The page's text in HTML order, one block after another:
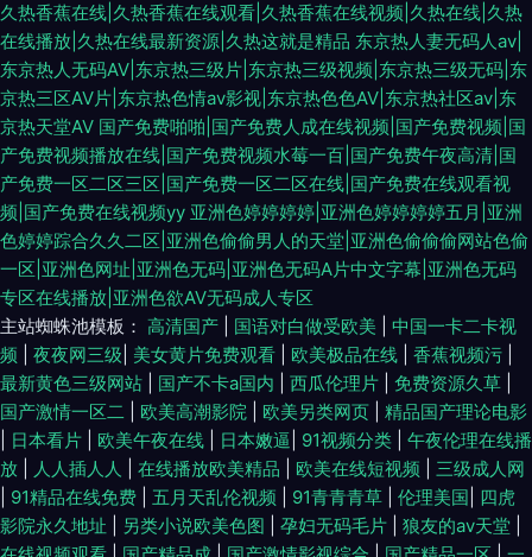
久热香蕉在线|久热香蕉在线观看|久热香蕉在线视频|久热在线|久热
在线播放|久热在线最新资源|久热这就是精品 东京热人妻无码人av|
东京热人无码AV|东京热三级片|东京热三级视频|东京热三级无码|东
京热三区AV片|东京热色情av影视|东京热色色AV|东京热社区av|东
京热天堂AV 国产免费啪啪|国产免费人成在线视频|国产免费视频|国
产免费视频播放在线|国产免费视频水莓一百|国产免费午夜高清|国
产免费一区二区三区|国产免费一区二区在线|国产免费在线观看视
频|国产免费在线视频yy 亚洲色婷婷婷婷|亚洲色婷婷婷婷五月|亚洲
色婷婷踪合久久二区|亚洲色偷偷男人的天堂|亚洲色偷偷偷网站色偷
一区|亚洲色网址|亚洲色无码|亚洲色无码A片中文字幕|亚洲色无码
专区在线播放|亚洲色欲AV无码成人专区
主站蜘蛛池模板： 高清国产 国语对白做受欧美
中国一卡二卡视
频
夜夜网三级 美女黄片免费观看 欧美极品在线 香蕉视频污
最新黄色三级网站
国产不卡a国内 西瓜伦理片 免费资源久草
国产激情一区二
欧美高潮影院 欧美另类网页
精品国产理论电影
日本看片 欧美午夜在线 日本嫩逼 91视频分类
午夜伦理在线播
放
人人插人人 在线播放欧美精品 欧美在线短视频
三级成人网
91精品在线免费 五月天乱伦视频 91青青青草 伦理美国 四虎
影院永久地址
另类小说欧美色图 孕妇无码毛片 狼友的av天堂